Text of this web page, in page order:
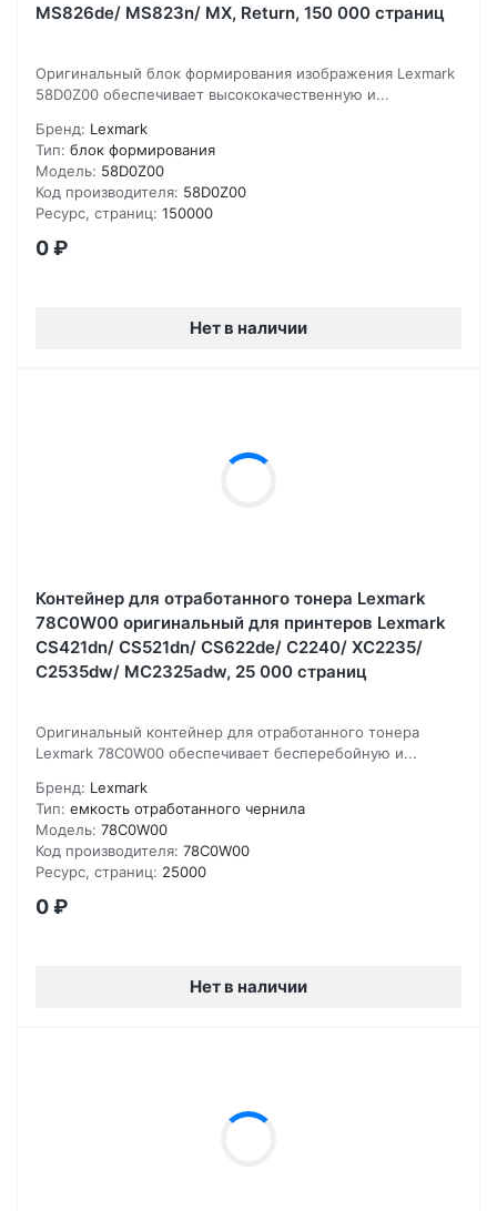
MS826de/ MS823n/ MX, Return, 150 000 страниц
Оригинальный блок формирования изображения Lexmark
58D0Z00 обеспечивает высококачественную и...
Бренд: Lexmark
Тип: блок формирования
Модель: 58D0Z00
Код производителя: 58D0Z00
Ресурс, страниц: 150000
0₽
Нет в наличии
Контейнер для отработанного тонера Lexmark
78C0W00 оригинальный для принтеров Lexmark
CS421dn/ CS521dn/ CS622de/ C2240/ XC2235/
C2535dw/ MC2325adw, 25 000 страниц
Оригинальный контейнер для отработанного тонера
Lexmark 78C0W00 обеспечивает бесперебойную и...
Бренд: Lexmark
Тип: емкость отработанного чернила
Модель: 78C0W00
Код производителя: 78C0W00
Ресурс, страниц: 25000
0₽
Нет в наличии